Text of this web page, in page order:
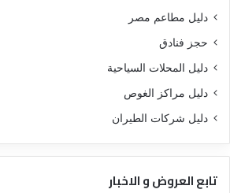
دليل مطاعم مصر
حجز فنادق
دليل المحلات السياحية
دليل مراكز الغوص
دليل شركات الطيران
تابع العروض و الاخبار